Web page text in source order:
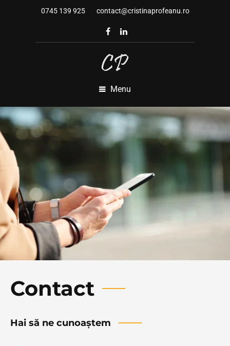
0745 139 925 contact@cristinaprofeanu.ro
Menu
Contact
Hai să ne cunoaștem